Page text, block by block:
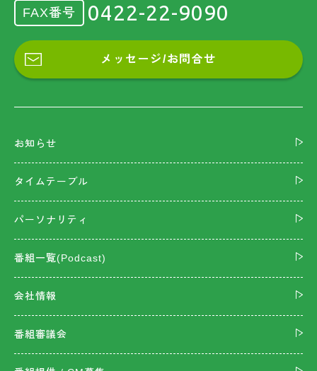
FAX番号 0422-22-9090
メッセージ/お問合せ
お知らせ
タイムテーブル
パーソナリティ
番組一覧(Podcast)
会社情報
番組審議会